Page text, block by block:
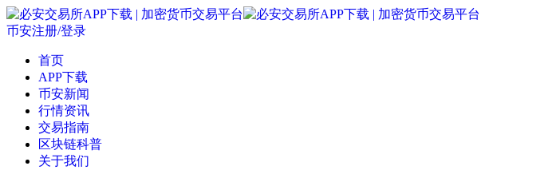
币安注册/登录
首页
APP下载
币安新闻
行情资讯
交易指南
区块链科普
关于我们